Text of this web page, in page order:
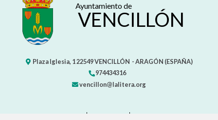
Ayuntamiento de
VENCILLÓN
Plaza Iglesia, 122549VENCILLÓN - ARAGÓN (ESPAÑA)
974434316
vencillon@lalitera.org